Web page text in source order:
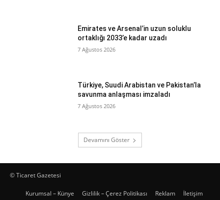
Emirates ve Arsenal’in uzun soluklu
ortaklığı 2033’e kadar uzadı
7 Ağustos 2026
Türkiye, Suudi Arabistan ve Pakistan’la
savunma anlaşması imzaladı
7 Ağustos 2026
Devamını Göster
© Ticaret Gazetesi
Kurumsal – Künye Gizlilik – Çerez Politikası Reklam İletişim